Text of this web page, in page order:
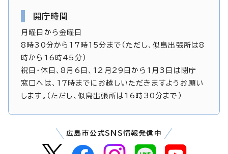
開庁時間
月曜日から金曜日
8時30分から17時15分まで（ただし、似島出張所は8
時から16時45分）
祝日・休日、8月6日、12月29日から1月3日は閉庁
窓口へは、17時までにお越しいただきますようお願い
します。（ただし、似島出張所は16時30分まで）
広島市公式SNS情報発信中